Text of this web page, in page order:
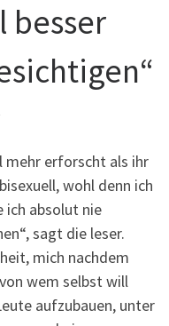
besser
mehr erforscht als ihr
wohl denn ich
ich absolut nie
sagt die leser.
mich nachdem
wem selbst will
aufzubauen, unter